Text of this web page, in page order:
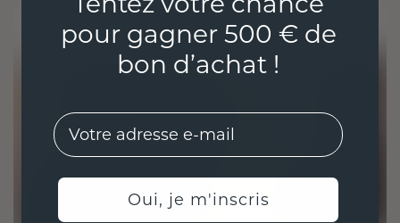
pour gagner 500 € de
bon d’achat !
EMail
Oui, je m'inscris